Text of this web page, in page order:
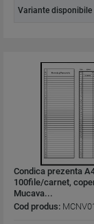
Variante disponibile
Condica prezenta
100file/carnet,
Mucava...
Cod produs: